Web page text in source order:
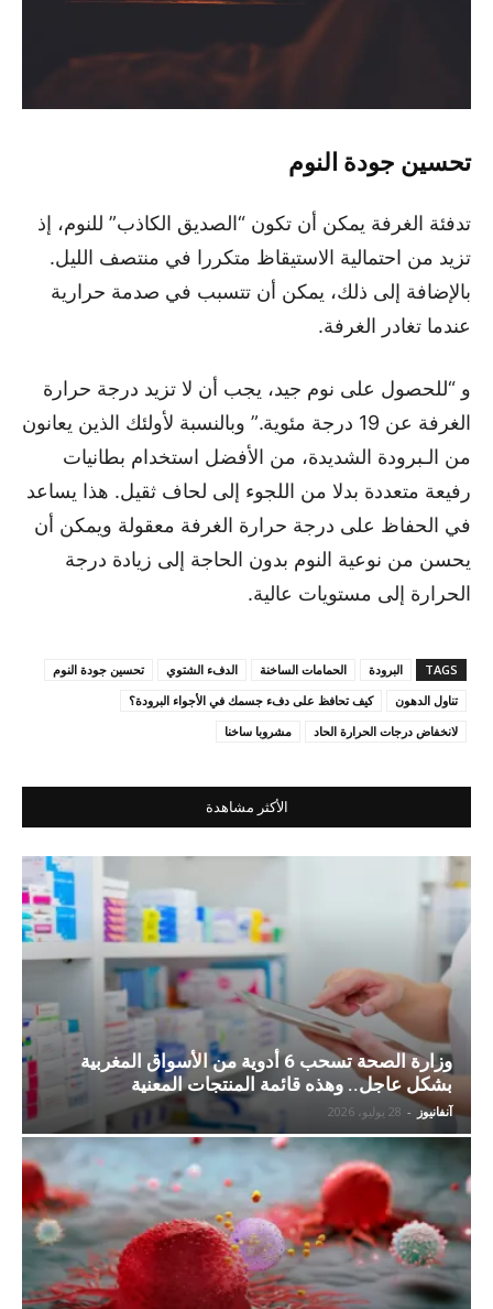
تحسين جودة النوم
تدفئة الغرفة يمكن أن تكون “الصديق الكاذب” للنوم، إذ
تزيد من احتمالية الاستيقاظ متكررا في منتصف الليل.
بالإضافة إلى ذلك، يمكن أن تتسبب في صدمة حرارية
عندما تغادر الغرفة.
و “للحصول على نوم جيد، يجب أن لا تزيد درجة حرارة
الغرفة عن 19 درجة مئوية.” وبالنسبة لأولئك الذين يعانون
من الـبرودة الشديدة، من الأفضل استخدام بطانيات
رفيعة متعددة بدلا من اللجوء إلى لحاف ثقيل. هذا يساعد
في الحفاظ على درجة حرارة الغرفة معقولة ويمكن أن
يحسن من نوعية النوم بدون الحاجة إلى زيادة درجة
الحرارة إلى مستويات عالية.
TAGS البرودة الحمامات الساخنة الدفء الشتوي
تحسين جودة النوم
تناول الدهون
كيف تحافظ على دفء جسمك في الأجواء البرودة؟
لانخفاض درجات الحرارة الحاد
مشروبا ساخنا
الأكثر مشاهدة
وزارة الصحة تسحب 6 أدوية من الأسواق المغربية
بشكل عاجل.. وهذه قائمة المنتجات المعنية
آنفانيوز - 28 يوليو، 2026